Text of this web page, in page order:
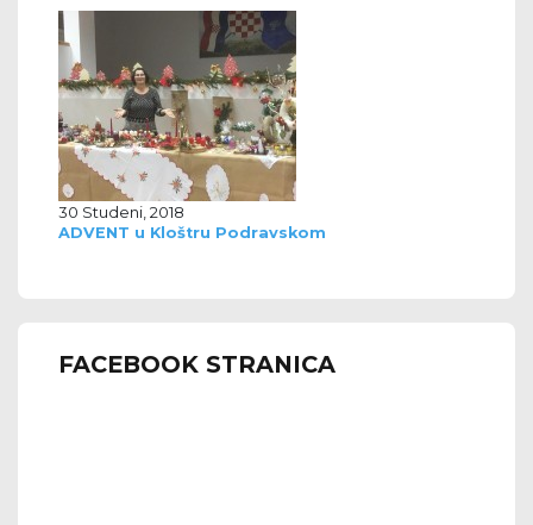
30 Studeni, 2018
ADVENT u Kloštru Podravskom
FACEBOOK STRANICA